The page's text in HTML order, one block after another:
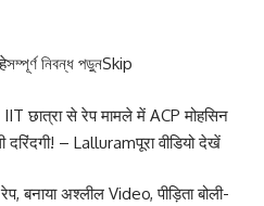
নিবন্ধ পড়ুনSkip
छात्रा से रेप मामले में ACP मोहसिन
– Lalluramपूरा वीडियो देखें
बनाया अश्लील Video, पीड़िता बोली-